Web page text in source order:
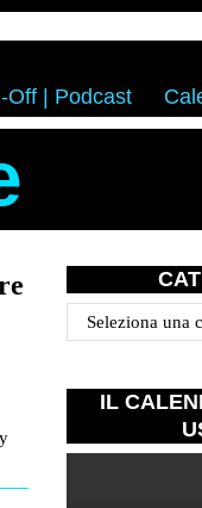
Off | Podcast
Categorie
IL